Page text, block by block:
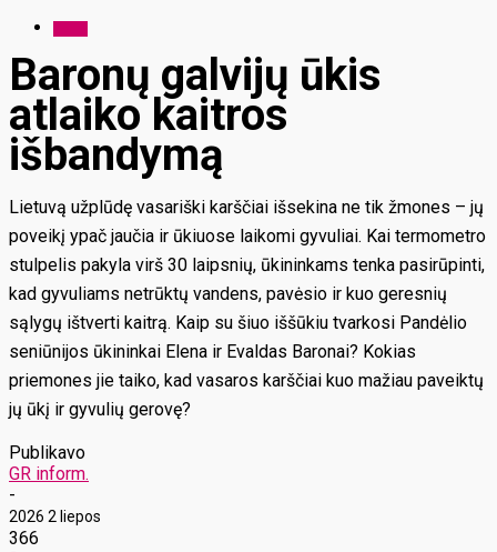
Baronų galvijų ūkis
atlaiko kaitros
išbandymą
Lietuvą užplūdę vasariški karščiai išsekina ne tik žmones – jų
poveikį ypač jaučia ir ūkiuose laikomi gyvuliai. Kai termometro
stulpelis pakyla virš 30 laipsnių, ūkininkams tenka pasirūpinti,
kad gyvuliams netrūktų vandens, pavėsio ir kuo geresnių
sąlygų ištverti kaitrą. Kaip su šiuo iššūkiu tvarkosi Pandėlio
seniūnijos ūkininkai Elena ir Evaldas Baronai? Kokias
priemones jie taiko, kad vasaros karščiai kuo mažiau paveiktų
jų ūkį ir gyvulių gerovę?
Publikavo
GR inform.
-
2026 2 liepos
366